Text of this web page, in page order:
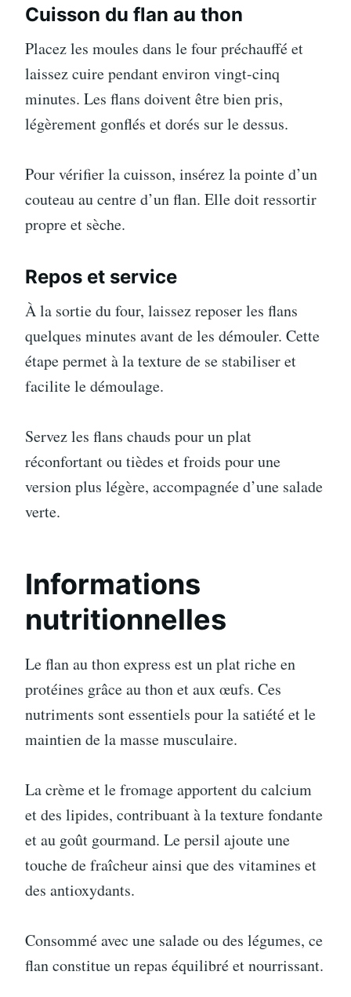
Cuisson du flan au thon
Placez les moules dans le four préchauffé et
laissez cuire pendant environ vingt-cinq
minutes. Les flans doivent être bien pris,
légèrement gonflés et dorés sur le dessus.
Pour vérifier la cuisson, insérez la pointe d’un
couteau au centre d’un flan. Elle doit ressortir
propre et sèche.
Repos et service
À la sortie du four, laissez reposer les flans
quelques minutes avant de les démouler. Cette
étape permet à la texture de se stabiliser et
facilite le démoulage.
Servez les flans chauds pour un plat
réconfortant ou tièdes et froids pour une
version plus légère, accompagnée d’une salade
verte.
Informations
nutritionnelles
Le flan au thon express est un plat riche en
protéines grâce au thon et aux œufs. Ces
nutriments sont essentiels pour la satiété et le
maintien de la masse musculaire.
La crème et le fromage apportent du calcium
et des lipides, contribuant à la texture fondante
et au goût gourmand. Le persil ajoute une
touche de fraîcheur ainsi que des vitamines et
des antioxydants.
Consommé avec une salade ou des légumes, ce
flan constitue un repas équilibré et nourrissant.